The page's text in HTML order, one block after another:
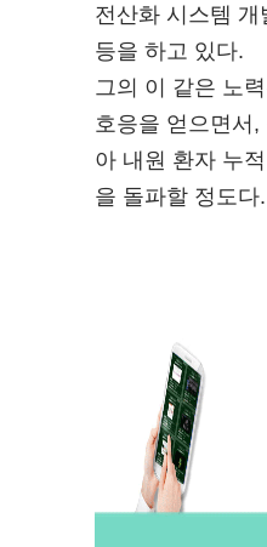
전산화 시스템
등을 하고 있다.
그의 이 같은 노
호응을 얻으면서
아 내원 환자 누
을 돌파할 정도다.